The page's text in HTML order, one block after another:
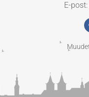
E-post: